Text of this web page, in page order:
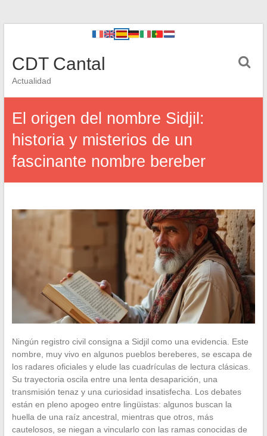
CDT Cantal
Actualidad
El origen del nombre Sidjil:
historia y misterios de un
fascinante nombre bereber
Ningún registro civil consigna a Sidjil como una evidencia. Este
nombre, muy vivo en algunos pueblos bereberes, se escapa de
los radares oficiales y elude las cuadrículas de lectura clásicas.
Su trayectoria oscila entre una lenta desaparición, una
transmisión tenaz y una curiosidad insatisfecha. Los debates
están en pleno apogeo entre lingüistas: algunos buscan la
huella de una raíz ancestral, mientras que otros, más
cautelosos, se niegan a vincularlo con las ramas conocidas de